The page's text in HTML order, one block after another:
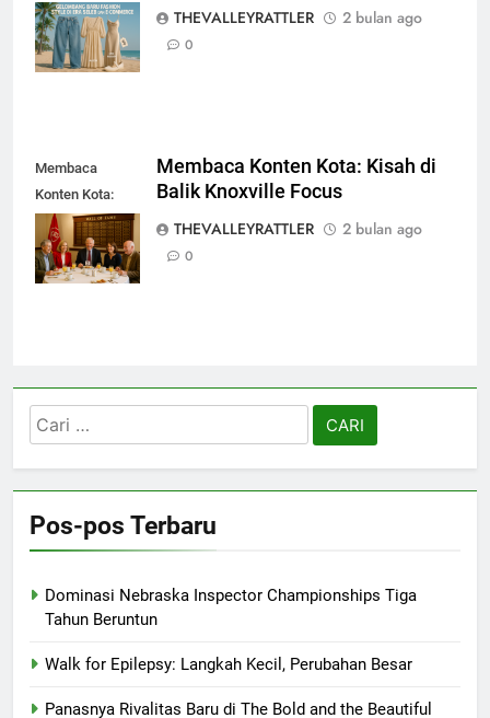
di Era Seleb dan
E-Commerce
THEVALLEYRATTLER
2 bulan ago
0
Membaca
Konten Kota:
Kisah di Balik
Knoxville Focus
Membaca Konten Kota: Kisah di
Balik Knoxville Focus
THEVALLEYRATTLER
2 bulan ago
0
Cari
untuk:
Pos-pos Terbaru
Dominasi Nebraska Inspector Championships Tiga
Tahun Beruntun
Walk for Epilepsy: Langkah Kecil, Perubahan Besar
Panasnya Rivalitas Baru di The Bold and the Beautiful